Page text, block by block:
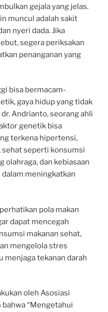
gejala yang jelas.
muncul adalah sakit
nyeri dada. Jika
segera periksakan
penanganan yang
bisa bermacam-
gaya hidup yang tidak
Andrianto, seorang ahli
genetik bisa
terkena hipertensi,
sehat seperti konsumsi
olahraga, dan kebiasaan
meningkatkan
pola makan
dapat mencegah
makanan sehat,
mengelola stres
menjaga tekanan darah
oleh Asosiasi
“Mengetahui